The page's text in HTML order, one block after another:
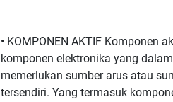
• KOMPONEN AKTIF Komponen
komponen elektronika yang
memerlukan sumber arus atau
tersendiri. Yang termasuk